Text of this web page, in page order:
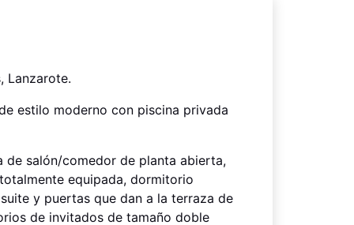
Lanzarote.
estilo moderno con piscina privada
de salón/comedor de planta abierta,
equipada, dormitorio
y puertas que dan a la terraza de
de invitados de tamaño doble